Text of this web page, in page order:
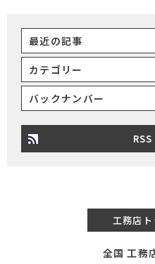
最近の記事
カテゴリー
バックナンバー
工務店
全国 工務